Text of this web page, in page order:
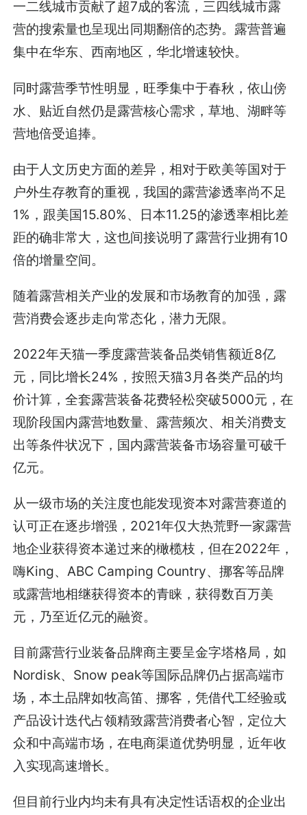
一二线城市贡献了超7成的客流，三四线城市露
营的搜索量也呈现出同期翻倍的态势。露营普遍
集中在华东、西南地区，华北增速较快。
同时露营季节性明显，旺季集中于春秋，依山傍
水、贴近自然仍是露营核心需求，草地、湖畔等
营地倍受追捧。
由于人文历史方面的差异，相对于欧美等国对于
户外生存教育的重视，我国的露营渗透率尚不足
1%，跟美国15.80%、日本11.25的渗透率相比差
距的确非常大，这也间接说明了露营行业拥有10
倍的增量空间。
随着露营相关产业的发展和市场教育的加强，露
营消费会逐步走向常态化，潜力无限。
2022年天猫一季度露营装备品类销售额近8亿
元，同比增长24%，按照天猫3月各类产品的均
价计算，全套露营装备花费轻松突破5000元，在
现阶段国内露营地数量、露营频次、相关消费支
出等条件状况下，国内露营装备市场容量可破千
亿元。
从一级市场的关注度也能发现资本对露营赛道的
认可正在逐步增强，2021年仅大热荒野一家露营
地企业获得资本递过来的橄榄枝，但在2022年，
嗨King、ABC Camping Country、挪客等品牌
或露营地相继获得资本的青睐，获得数百万美
元，乃至近亿元的融资。
目前露营行业装备品牌商主要呈金字塔格局，如
Nordisk、Snow peak等国际品牌仍占据高端市
场，本土品牌如牧高笛、挪客，凭借代工经验或
产品设计迭代占领精致露营消费者心智，定位大
众和中高端市场，在电商渠道优势明显，近年收
入实现高速增长。
但目前行业内均未有具有决定性话语权的企业出